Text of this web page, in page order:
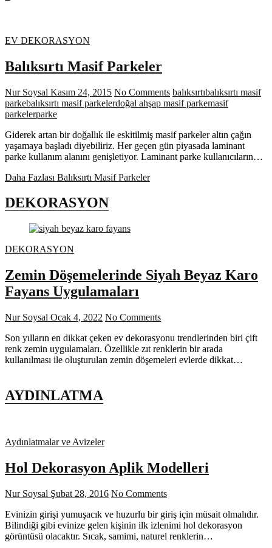
EV DEKORASYON
Balıksırtı Masif Parkeler
Nur Soysal Kasım 24, 2015 No Comments balıksırtıbalıksırtı masif
parkebalıksırtı masif parkelerdoğal ahşap masif parkemasif
parkelerparke
Giderek artan bir doğallık ile eskitilmiş masif parkeler altın çağın
yaşamaya başladı diyebiliriz. Her geçen gün piyasada laminant
parke kullanım alanını genişletiyor. Laminant parke kullanıcıların…
Daha Fazlası Balıksırtı Masif Parkeler
DEKORASYON
DEKORASYON
Zemin Döşemelerinde Siyah Beyaz Karo
Fayans Uygulamaları
Nur Soysal Ocak 4, 2022 No Comments
Son yılların en dikkat çeken ev dekorasyonu trendlerinden biri çift
renk zemin uygulamaları. Özellikle zıt renklerin bir arada
kullanılması ile oluşturulan zemin döşemeleri evlerde dikkat…
AYDINLATMA
Aydınlatmalar ve Avizeler
Hol Dekorasyon Aplik Modelleri
Nur Soysal Şubat 28, 2016 No Comments
Evinizin girişi yumuşacık ve huzurlu bir giriş için müsait olmalıdır.
Bilindiği gibi evinize gelen kişinin ilk izlenimi hol dekorasyon
görüntüsü olacaktır. Sıcak, samimi, naturel renklerin…